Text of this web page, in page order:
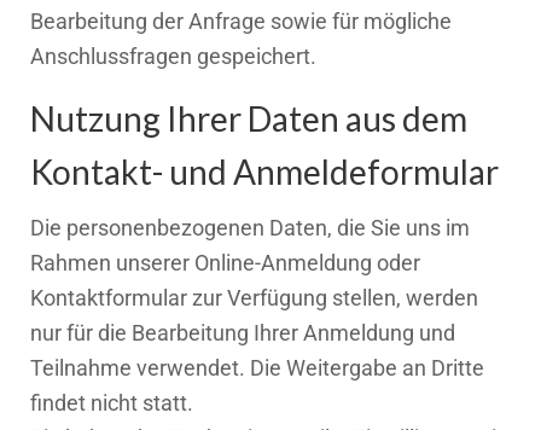
Bearbeitung der Anfrage sowie für mögliche
Anschlussfragen gespeichert.
Nutzung Ihrer Daten aus dem
Kontakt- und Anmeldeformular
Die personenbezogenen Daten, die Sie uns im
Rahmen unserer Online-Anmeldung oder
Kontaktformular zur Verfügung stellen, werden
nur für die Bearbeitung Ihrer Anmeldung und
Teilnahme verwendet. Die Weitergabe an Dritte
findet nicht statt.